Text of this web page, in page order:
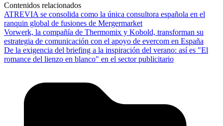
Contenidos relacionados
ATREVIA se consolida como la única consultora española en el
ranquin global de fusiones de Mergermarket
Vorwerk, la compañía de Thermomix y Kobold, transforman su
estrategia de comunicación con el apoyo de evercom en España
De la exigencia del briefing a la inspiración del verano: así es "El
romance del lienzo en blanco" en el sector publicitario